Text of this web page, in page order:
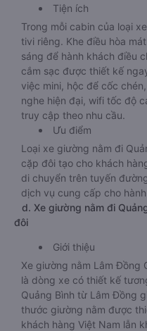
Tiện ích
Trong mỗi cabin của loại
tivi riêng. Khe điều hòa
sáng để hành khách điều
cắm sạc được thiết kế
việc mini, hộc để cốc
nghe hiện đại, wifi tốc độ
truy cập theo nhu cầu.
Ưu điểm
Loại xe giường nằm đi
cặp đôi tạo cho khách
di chuyển trên tuyến
dịch vụ cung cấp cho
d. Xe giường nằm đi
đôi
Giới thiệu
Xe giường nằm Lâm Đồng
là dòng xe có thiết kế
Quảng Bình từ Lâm Đồng
thước giường nằm được
khách hàng Việt Nam lẫn